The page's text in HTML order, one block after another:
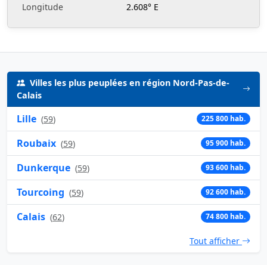
Longitude
2.608° E
Villes les plus peuplées en région Nord-Pas-de-
Calais
Lille (59) 225 800 hab.
Roubaix (59) 95 900 hab.
Dunkerque (59) 93 600 hab.
Tourcoing (59) 92 600 hab.
Calais (62) 74 800 hab.
Tout afficher